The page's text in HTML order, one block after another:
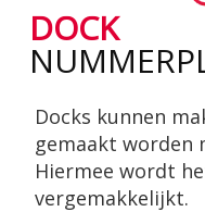
User
menu
DOCK
Docks kunnen
gemaakt worden
Hiermee wordt
vergemakkelijkt.